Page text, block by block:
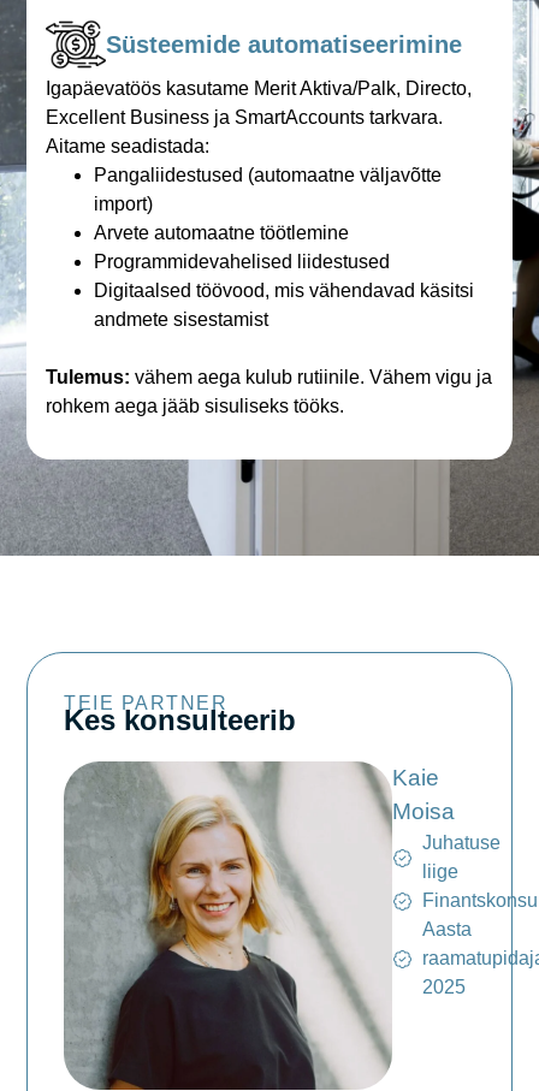
Süsteemide automatiseerimine
Igapäevatöös kasutame Merit Aktiva/Palk, Directo,
Excellent Business ja SmartAccounts tarkvara.
Aitame seadistada:
Pangaliidestused (automaatne väljavõtte
import)
Arvete automaatne töötlemine
Programmidevahelised liidestused
Digitaalsed töövood, mis vähendavad käsitsi
andmete sisestamist
Tulemus: vähem aega kulub rutiinile. Vähem vigu ja
rohkem aega jääb sisuliseks tööks.
TEIE PARTNER
Kes konsulteerib
Kaie
Moisa
Juhatuse
liige
Aasta
2025